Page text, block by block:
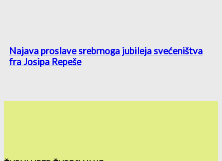
Najava proslave srebrnoga jubileja svećeništva
fra Josipa Repeše